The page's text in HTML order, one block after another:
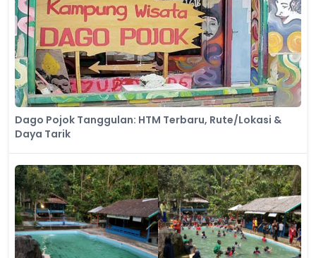
Dago Pojok Tanggulan: HTM Terbaru, Rute/Lokasi &
Daya Tarik